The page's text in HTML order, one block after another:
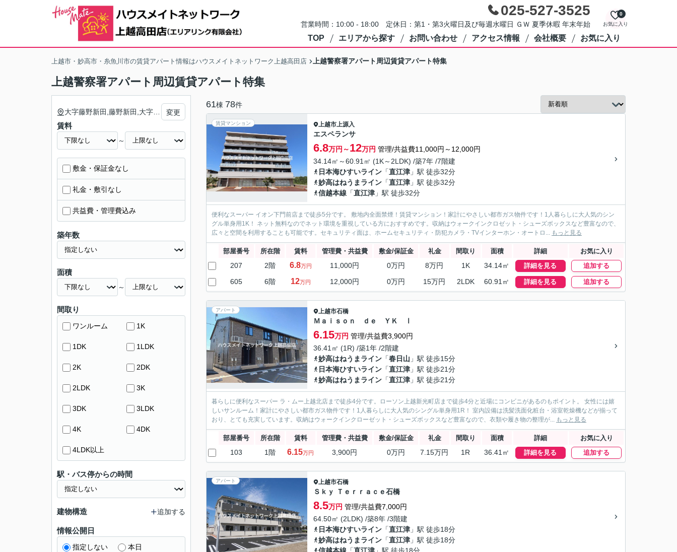
025-527-3525
営業時間：10:00 - 18:00 定休日：第1・第3火曜日及び毎週水曜日 ＧＷ 夏季休暇 年末年始 お気に入り
0
TOP エリアから探す お問い合わせ アクセス情報 会社概要 お気に入り
上越市・妙高市・糸魚川市の賃貸アパート情報はハウスメイトネットワーク上越高田店 上越警察署アパート周辺賃貸アパート特集
上越警察署アパート周辺賃貸アパート特集
61棟 78件
賃貸マンション 上越市上源入
エスペランサ
6.8万円～12万円 管理/共益費11,000円～12,000円
34.14㎡～60.91㎡ (1K～2LDK) /築7年 /7階建
日本海ひすいライン 「直江津 」駅 徒歩32分
妙高はねうまライン 「直江津 」駅 徒歩32分
信越本線 「直江津 」駅 徒歩32分
便利なスーパー イオン下門前店まで徒歩5分です。 敷地内全面禁煙！賃貸マンション！家計にやさしい都市ガス物件です！1人暮らしに大人気のシン
グル単身用1K！ ネット無料なのでネット環境を重視している方におすすめです。収納はウォークインクロゼット・シューズボックスなど豊富なので、
広々と空間を利用することも可能です。セキュリティ面は、ホームセキュリティ・防犯カメラ・TVインターホン・オートロ... もっと見る
部屋番号 所在階 賃料 管理費・共益費 敷金/保証金 礼金 間取り 面積 詳細 お気に入り
207 2階 6.8万円 11,000円 0万円 8万円 1K 34.14㎡ 詳細を見る 追加する
605 6階 12万円 12,000円 0万円 15万円 2LDK 60.91㎡ 詳細を見る 追加する
アパート 上越市石橋
Ｍａｉｓｏｎ ｄｅ ＹＫ Ⅰ
6.15万円 管理/共益費3,900円
36.41㎡ (1R) /築1年 /2階建
妙高はねうまライン 「春日山 」駅 徒歩15分
日本海ひすいライン 「直江津 」駅 徒歩21分
妙高はねうまライン 「直江津 」駅 徒歩21分
暮らしに便利なスーパー ラ・ムー上越北店まで徒歩4分です。ローソン上越新光町店まで徒歩4分と近場にコンビニがあるのもポイント。 女性には嬉
しいサンルーム！家計にやさしい都市ガス物件です！1人暮らしに大人気のシングル単身用1R！ 室内設備は洗髪洗面化粧台・浴室乾燥機などが揃って
おり、とても充実しています。収納はウォークインクローゼット・シューズボックスなど豊富なので、衣類や履き物の整理が... もっと見る
部屋番号 所在階 賃料 管理費・共益費 敷金/保証金 礼金 間取り 面積 詳細 お気に入り
103 1階 6.15万円 3,900円 0万円 7.15万円 1R 36.41㎡ 詳細を見る 追加する
アパート 上越市石橋
Ｓｋｙ Ｔｅｒｒａｃｅ石橋
8.5万円 管理/共益費7,000円
64.50㎡ (2LDK) /築8年 /3階建
日本海ひすいライン 「直江津 」駅 徒歩18分
妙高はねうまライン 「直江津 」駅 徒歩18分
変更
賃料
～
敷金・保証金なし
礼金・敷引なし
共益費・管理費込み
築年数
面積
～
間取り
ワンルーム 1K
1DK 1LDK
2K 2DK
2LDK 3K
3DK 3LDK
4K 4DK
4LDK以上
駅・バス停からの時間
建物構造 追加する
情報公開日
指定しない 本日